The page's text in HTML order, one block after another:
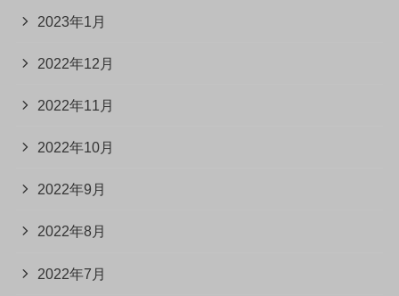
2023年1月
2022年12月
2022年11月
2022年10月
2022年9月
2022年8月
2022年7月